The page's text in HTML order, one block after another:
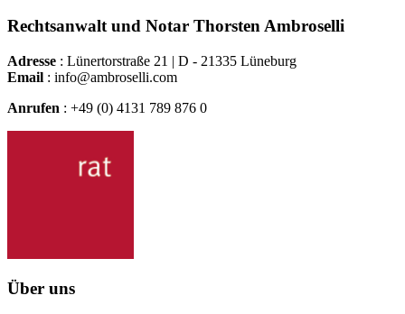
Rechtsanwalt und Notar Thorsten Ambroselli
Adresse : Lünertorstraße 21 | D - 21335 Lüneburg
Email : info@ambroselli.com
Anrufen : +49 (0) 4131 789 876 0
Über uns